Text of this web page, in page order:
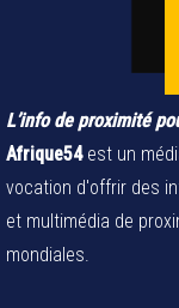
L’info de proximité
Afrique54est un
vocation d'offrir des
et multimédia de
mondiales.